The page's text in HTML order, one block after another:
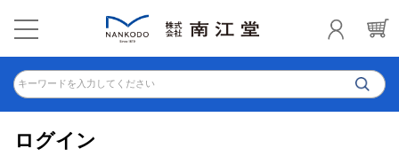
キーワードを入力してください
ログイン